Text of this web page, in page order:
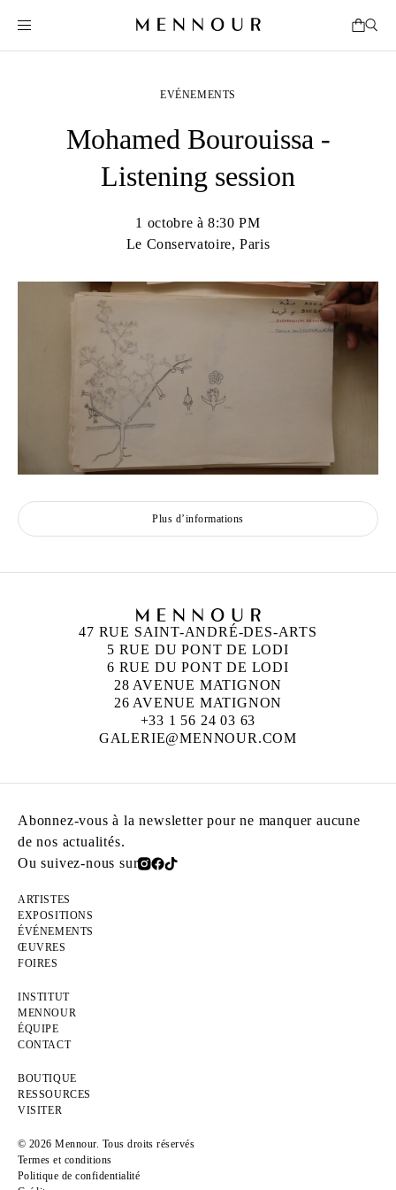
EVÉNEMENTS
Mohamed Bourouissa -
Listening session
1 octobre à 8:30 PM
Le Conservatoire, Paris
Plus d’informations
47 RUE SAINT-ANDRÉ-DES-ARTS
5 RUE DU PONT DE LODI
6 RUE DU PONT DE LODI
28 AVENUE MATIGNON
26 AVENUE MATIGNON
+33 1 56 24 03 63
GALERIE@MENNOUR.COM
Abonnez-vous à la newsletter pour ne manquer aucune
de nos actualités.
Ou suivez-nous sur
ARTISTES
EXPOSITIONS
ÉVÉNEMENTS
ŒUVRES
FOIRES
INSTITUT
MENNOUR
ÉQUIPE
CONTACT
BOUTIQUE
RESSOURCES
VISITER
© 2026 Mennour. Tous droits réservés
Termes et conditions
Politique de confidentialité